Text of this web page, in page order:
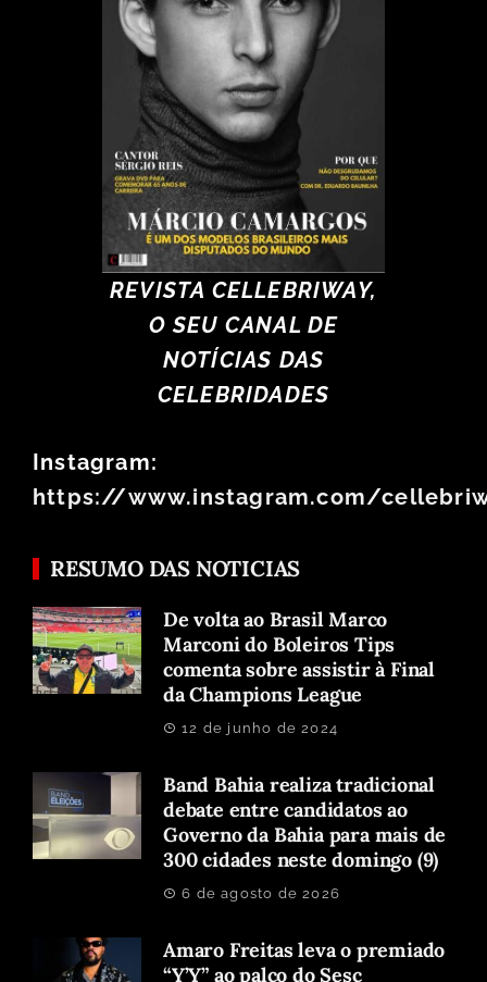
REVISTA CELLEBRIWAY,
O SEU CANAL DE
NOTÍCIAS DAS
CELEBRIDADES
Instagram:
https://www.instagram.com/
RESUMO DAS NOTICIAS
De volta ao Brasil Marco
Marconi do Boleiros Tips
comenta sobre assistir à Final
da Champions League
12 de junho de 2024
Band Bahia realiza tradicional
debate entre candidatos ao
Governo da Bahia para mais de
300 cidades neste domingo (9)
6 de agosto de 2026
Amaro Freitas leva o premiado
“Y’Y” ao palco do Sesc